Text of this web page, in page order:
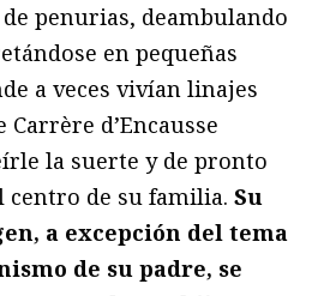
de penurias, deambulando
en pequeñas
a veces vivían linajes
d’Encausse
la suerte y de pronto
centro de su familia. Su
a excepción del tema
de su padre, se